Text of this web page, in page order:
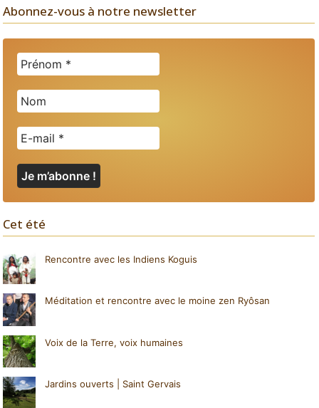
Abonnez-vous à notre newsletter
Cet été
Rencontre avec les Indiens Koguis
Méditation et rencontre avec le moine zen Ryôsan
Voix de la Terre, voix humaines
Jardins ouverts | Saint Gervais